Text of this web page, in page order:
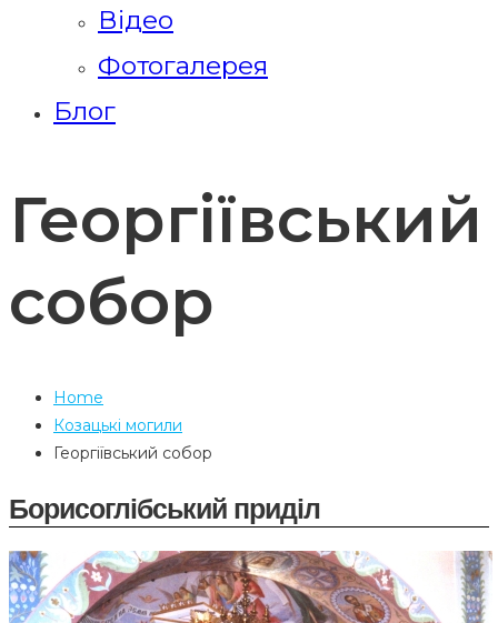
Відео
Фотогалерея
Блог
Георгіївський
собор
Home
Козацькі могили
Георгіївський собор
Борисоглібський приділ